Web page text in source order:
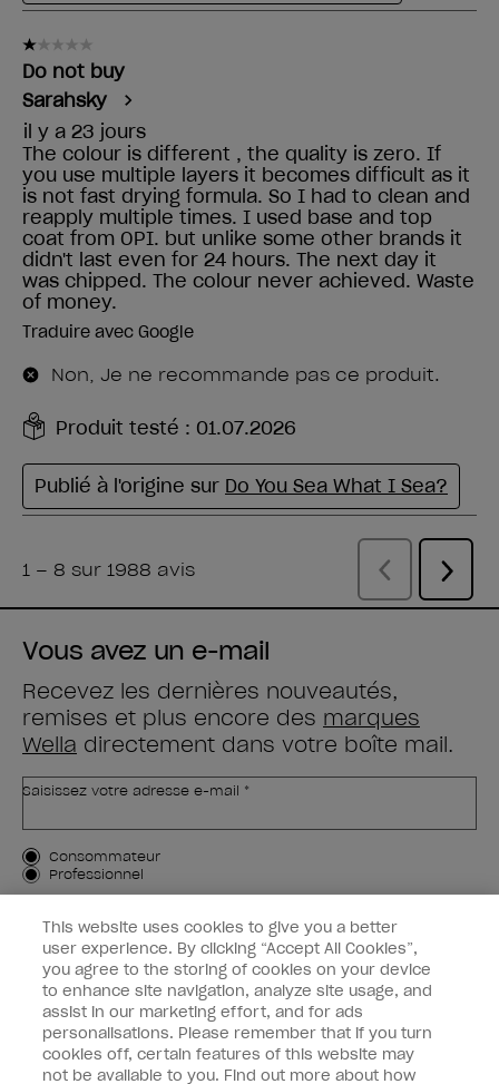
Vous avez un e-mail
Recevez les dernières nouveautés,
remises et plus encore des marques
Wella directement dans votre boîte mail.
Saisissez votre adresse e-mail *
Type de client
Consommateur
Professionnel
M'INSCRIRE
Informations clients
OPI & vous
This website uses cookies to give you a better
user experience. By clicking “Accept All Cookies”,
you agree to the storing of cookies on your device
to enhance site navigation, analyze site usage, and
assist in our marketing effort, and for ads
personalisations. Please remember that if you turn
cookies off, certain features of this website may
not be available to you. Find out more about how